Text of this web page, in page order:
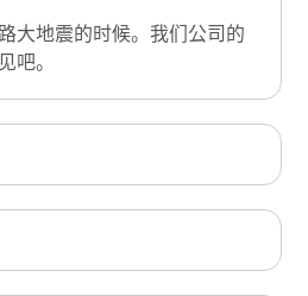
大地震的时候。我们公司的
吧。